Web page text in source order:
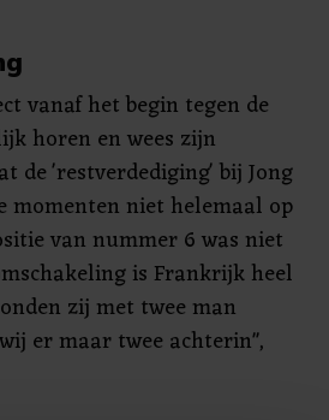
vanaf het begin tegen de
horen en wees zijn
de 'restverdediging' bij Jong
momenten niet helemaal op
van nummer 6 was niet
is Frankrijk heel
zij met twee man
er maar twee achterin",